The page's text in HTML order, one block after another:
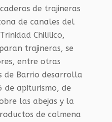
de trajineras
de canales del
Chililico,
trajineras, se
entre otras
de Barrio desarrolla
de apiturismo, de
las abejas y la
de colmena